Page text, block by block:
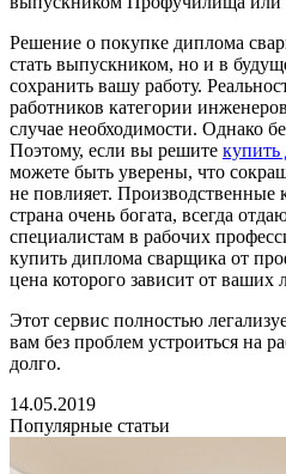
Решение о покупке диплома
стать выпускником, но и в
сохранить вашу работу.
работников категории
случае необходимости. Однако
Поэтому, если вы решите
можете быть уверены, что
не повлияет.
страна очень богата, всегда
специалистам в рабочих
купить диплома сварщика от
цена которого зависит от ваших
Этот сервис полностью
вам без проблем устроиться на
долго.
14.05.2019
Популярные статьи